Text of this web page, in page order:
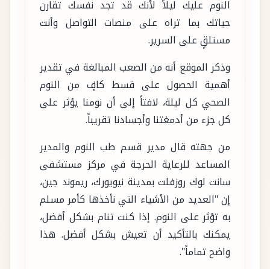
النوم عليك ليلاً لأنك قد تجد نفسك تقارن
حياتك بما تراه على منصات التواصل وأنت
مستلقٍ على السرير.
وذكر الموقع أنه من الصعب المبالغة في تقدير
أهمية الحصول على قسط كافٍ من النوم
الصحي كل ليلة، لافتاً إلى أن نومنا يؤثر على
كل جزء من أدمغتنا وأجسادنا تقريباً.
من جهته قال مدير قسم طب النوم والمدير
المساعد للرعاية الحرجة في مركز مستشفى
سانت لوك روزفلت بمدينة نيويورك، ريموند جين،
إن ​​"العديد من الأشياء التي نأخذها كأمر مسلم
به تؤثر على النوم. إذا كنت تنام بشكل أفضل،
يمكنك بالتأكيد أن تعيش بشكل أفضل. هذا
واضح تماماً".